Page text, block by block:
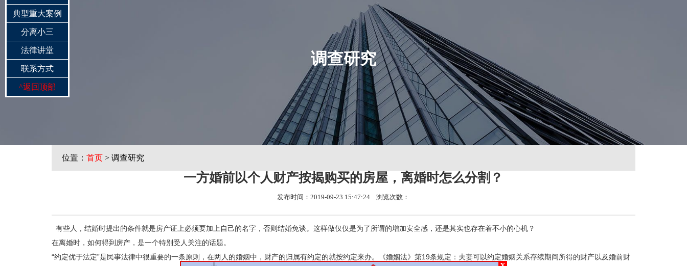
调查研究
位置： 首页> 调查研究
一方婚前以个人财产按揭购买的房屋，离婚时怎么分割？
发布时间：2019-09-23 15:47:24 浏览次数：
有些人，结婚时提出的条件就是房产证上必须要加上自己的名字，否则结婚免谈。这样做仅仅是为了所谓的增加安全感，还是其实也存在着不小的心机？
在离婚时，如何得到房产，是一个特别受人关注的话题。
“约定优于法定”是民事法律中很重要的一条原则，在两人的婚姻中，财产的归属有约定的就按约定来办。《婚姻法》第19条规定：夫妻可以约定婚姻关系存续期间所得的财产以及婚前财
典型重大案例
分离小三
法律讲堂
联系方式
^返回顶部